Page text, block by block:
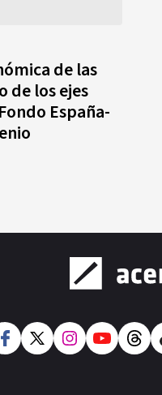
de las
de los ejes
España-